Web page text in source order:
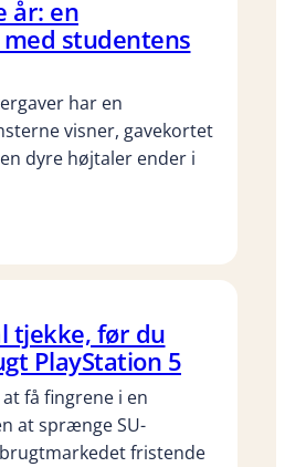
år: en
studentens
har en
visner, gavekortet
dyre højtaler ender i
tjekke, før du
PlayStation 5
få fingrene i en
at sprænge SU-
fristende